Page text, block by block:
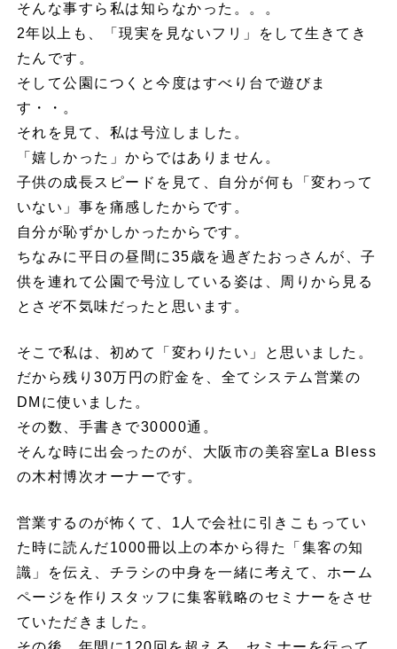
そんな事すら私は知らなかった。。。
2年以上も、「現実を見ないフリ」をして生きてき
たんです。
そして公園につくと今度はすべり台で遊びま
す・・。
それを見て、私は号泣しました。
「嬉しかった」からではありません。
子供の成長スピードを見て、自分が何も「変わって
いない」事を痛感したからです。
自分が恥ずかしかったからです。
ちなみに平日の昼間に35歳を過ぎたおっさんが、子
供を連れて公園で号泣している姿は、周りから見る
とさぞ不気味だったと思います。
そこで私は、初めて「変わりたい」と思いました。
だから残り30万円の貯金を、全てシステム営業の
DMに使いました。
その数、手書きで30000通。
そんな時に出会ったのが、大阪市の美容室La Bless
の木村博次オーナーです。
営業するのが怖くて、1人で会社に引きこもってい
た時に読んだ1000冊以上の本から得た「集客の知
識」を伝え、チラシの中身を一緒に考えて、ホーム
ページを作りスタッフに集客戦略のセミナーをさせ
ていただきました。